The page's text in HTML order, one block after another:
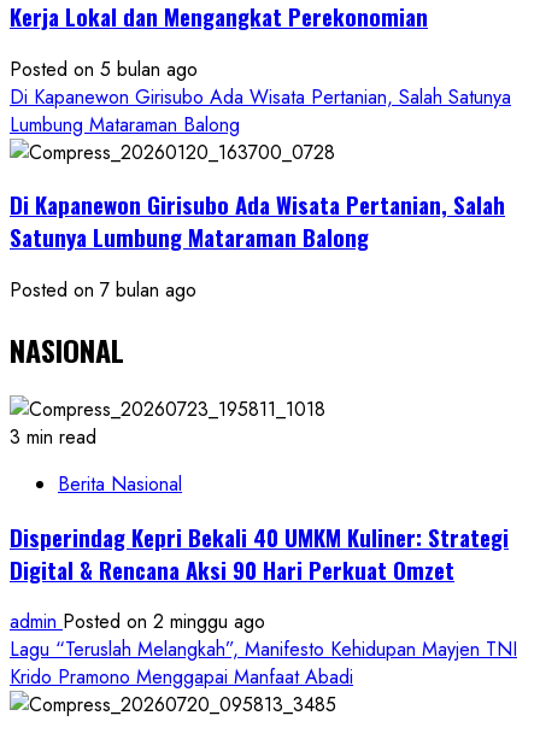
Kerja Lokal dan Mengangkat Perekonomian
Posted on 5 bulan ago
Di Kapanewon Girisubo Ada Wisata Pertanian, Salah Satunya
Lumbung Mataraman Balong
Di Kapanewon Girisubo Ada Wisata Pertanian, Salah
Satunya Lumbung Mataraman Balong
Posted on 7 bulan ago
NASIONAL
3 min read
Berita Nasional
Disperindag Kepri Bekali 40 UMKM Kuliner: Strategi
Digital & Rencana Aksi 90 Hari Perkuat Omzet
admin Posted on 2 minggu ago
Lagu “Teruslah Melangkah”, Manifesto Kehidupan Mayjen TNI
Krido Pramono Menggapai Manfaat Abadi